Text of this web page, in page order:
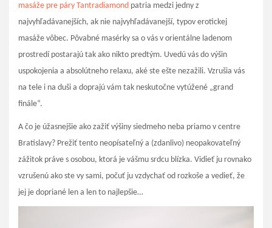
masáže pre páry Tantradiamond patria medzi jedny z
najvyhľadávanejších, ak nie najvyhľadávanejší, typov erotickej
masáže vôbec. Pôvabné masérky sa o vás v orientálne ladenom
prostredí postarajú tak ako nikto predtým. Uvedú vás do výšin
uspokojenia a absolútneho relaxu, aké ste ešte nezažili. Vzrušia vás
na tele i na duši a doprajú vám tak neskutočne vytúžené „grand
finále“.
A čo je úžasnejšie ako zažiť výšiny siedmeho neba priamo v centre
Bratislavy? Prežiť tento neopísateľný a (zdanlivo) neopakovateľný
zážitok práve s osobou, ktorá je vášmu srdcu blízka. Vidieť ju rovnako
vzrušenú ako ste vy sami, počuť ju vzdychať od rozkoše a vedieť, že
jej je dopriané len a len to najlepšie…